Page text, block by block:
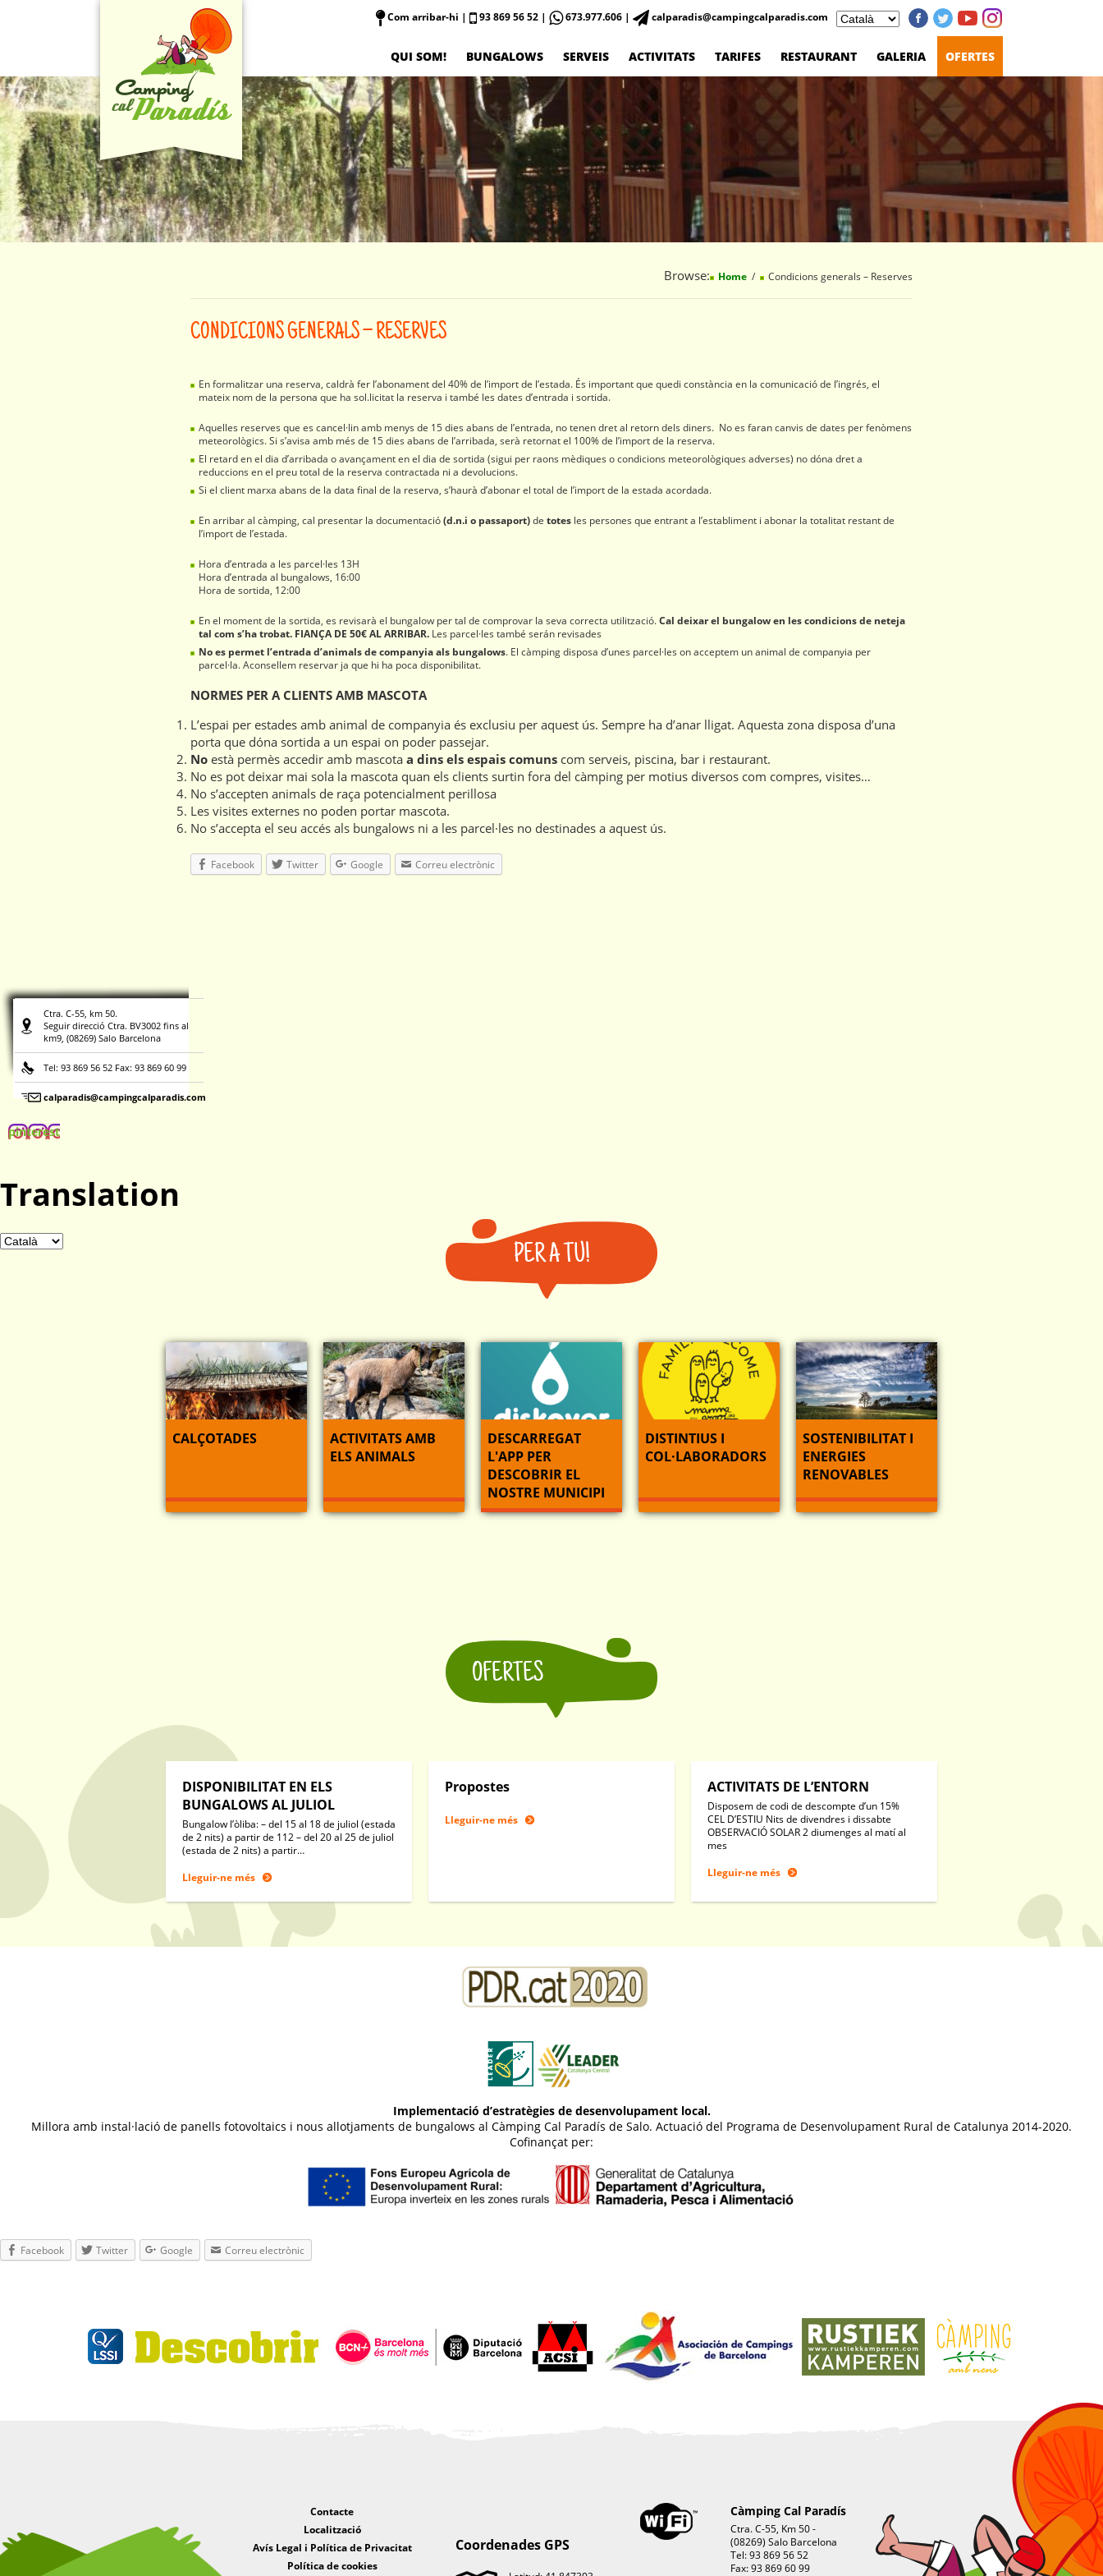
Com arribar-hi | 93 869 56 52 | 673.977.606 | calparadis@campingcalparadis.com
QUI SOM! BUNGALOWS SERVEIS ACTIVITATS TARIFES RESTAURANT GALERIA OFERTES
Browse: Home Condicions generals – Reserves
CONDICIONS GENERALS – RESERVES
En formalitzar una reserva, caldrà fer l’abonament del 40% de l’import de l’estada. És important que quedi constància en la comunicació de l’ingrés, el
mateix nom de la persona que ha sol.licitat la reserva i també les dates d’entrada i sortida.
Aquelles reserves que es cancel·lin amb menys de 15 dies abans de l’entrada, no tenen dret al retorn dels diners. No es faran canvis de dates per fenòmens
meteorològics. Si s’avisa amb més de 15 dies abans de l’arribada, serà retornat el 100% de l’import de la reserva.
El retard en el dia d’arribada o avançament en el dia de sortida (sigui per raons mèdiques o condicions meteorològiques adverses) no dóna dret a
reduccions en el preu total de la reserva contractada ni a devolucions.
Si el client marxa abans de la data final de la reserva, s’haurà d’abonar el total de l’import de la estada acordada.
En arribar al càmping, cal presentar la documentació(d.n.i o passaport)de totes les persones que entrant a l’establiment i abonar la totalitat restant de
l’import de l’estada.
Hora d’entrada a les parcel·les 13H
Hora d’entrada al bungalows, 16:00
Hora de sortida, 12:00
En el moment de la sortida, es revisarà el bungalow per tal de comprovar la seva correcta utilització.Cal deixar el bungalow en les condicions de neteja
tal com s’ha trobat. FIANÇA DE 50€ AL ARRIBAR. Les parcel·les també serán revisades
No es permet l’entrada d’animals de companyia als bungalows. El càmping disposa d’unes parcel·les on acceptem un animal de companyia per
parcel·la. Aconsellem reservar ja que hi ha poca disponibilitat.
NORMES PER A CLIENTS AMB MASCOTA
L’espai per estades amb animal de companyia és exclusiu per aquest ús. Sempre ha d’anar lligat. Aquesta zona disposa d’una
porta que dóna sortida a un espai on poder passejar.
No està permès accedir amb mascota a dins els espais comuns com serveis, piscina, bar i restaurant.
No es pot deixar mai sola la mascota quan els clients surtin fora del càmping per motius diversos com compres, visites…
No s’accepten animals de raça potencialment perillosa
Les visites externes no poden portar mascota.
No s’accepta el seu accés als bungalows ni a les parcel·les no destinades a aquest ús.
Facebook Twitter Google Correu electrònic
Ctra. C-55, km 50.
Seguir direcció Ctra. BV3002 fins al
km9, (08269) Salo Barcelona
Tel: 93 869 56 52 Fax: 93 869 60 99
calparadis@campingcalparadis.com
pinterest
Translation
PER A TU!
CALÇOTADES
ACTIVITATS AMB
ELS ANIMALS
DESCARREGAT
L'APP PER
DESCOBRIR EL
NOSTRE MUNICIPI
DISTINTIUS I
COL·LABORADORS
SOSTENIBILITAT I
ENERGIES
RENOVABLES
OFERTES
DISPONIBILITAT EN ELS
BUNGALOWS AL JULIOL
Bungalow l’òliba: – del 15 al 18 de juliol (estada
de 2 nits) a partir de 112 – del 20 al 25 de juliol
(estada de 2 nits) a partir…
Lleguir-ne més
Propostes
Lleguir-ne més
ACTIVITATS DE L’ENTORN
Disposem de codi de descompte d’un 15%
CEL D’ESTIU Nits de divendres i dissabte
OBSERVACIÓ SOLAR 2 diumenges al matí al
mes
Lleguir-ne més
Implementació d’estratègies de desenvolupament local.
Millora amb instal·lació de panells fotovoltaics i nous allotjaments de bungalows al Càmping Cal Paradís de Salo. Actuació del Programa de Desenvolupament Rural de Catalunya 2014-2020.
Cofinançat per:
Facebook Twitter Google Correu electrònic
Contacte
Localització
Avís Legal i Política de Privacitat
Política de cookies
Coordenades GPS
Càmping Cal Paradís
Ctra. C-55, Km 50 -
(08269) Salo Barcelona
Tel: 93 869 56 52
Fax: 93 869 60 99